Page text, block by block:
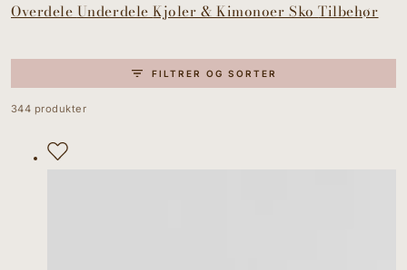
Overdele UnderdeleKjoler & KimonoerSkoTilbehør
FILTRER OG SORTER
344 produkter